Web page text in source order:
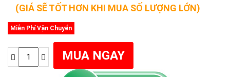
(GIÁ SẼ TỐT HƠN KHI MUA SỐ LƯỢNG LỚN)
Miễn Phí Vận Chuyển